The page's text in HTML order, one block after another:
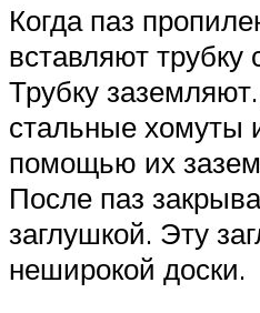
Когда паз
вставляют трубку
Трубку
стальные хомуты
помощью их
После паз
заглушкой. Эту
неширокой доски.